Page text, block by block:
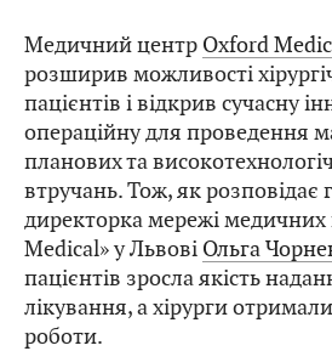
Медичний центр Oxford
розширив можливості
пацієнтів і відкрив сучасну
операційну для проведення
планових та
втручань. Тож, як розповідає
директорка мережі медичних
Medical» у Львові Ольга
пацієнтів зросла якість
лікування, а хірурги
роботи.